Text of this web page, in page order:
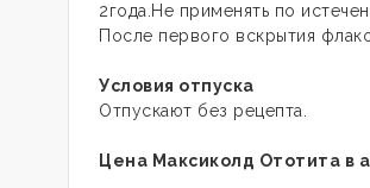
2года. Не применять по
После первого вскрытия
Условия отпуска
Отпускают без рецепта.
Цена Максиколд Ототита в